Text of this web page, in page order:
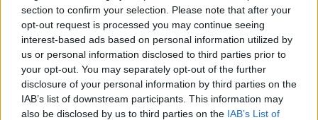
section to confirm your selection. Please note that after your
opt-out request is processed you may continue seeing
interest-based ads based on personal information utilized by
us or personal information disclosed to third parties prior to
your opt-out. You may separately opt-out of the further
disclosure of your personal information by third parties on the
IAB’s list of downstream participants. This information may
also be disclosed by us to third parties on the IAB’s List of
automobilis partrenkė
nepilnametį
senu
rėžėsi į